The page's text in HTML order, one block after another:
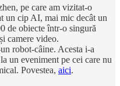
pe care am vizitat-o
un cip AI, mai mic decât un
de obiecte într-o singură
camere video.
robot-câine. Acesta i-a
un eveniment pe cei care nu
Povestea, aici.